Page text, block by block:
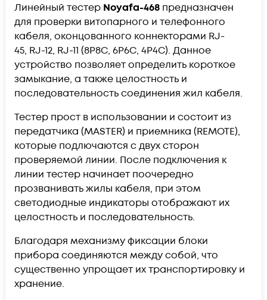
Линейный тестер Noyafa-468 предназначен
для проверки витопарного и телефонного
кабеля, оконцованного коннекторами RJ-
45, RJ-12, RJ-11 (8P8C, 6P6C, 4P4C). Данное
устройство позволяет определить короткое
замыкание, а также целостность и
последовательность соединения жил кабеля.
Тестер прост в использовании и состоит из
передатчика (MASTER) и приемника (REMOTE),
которые подлючаются с двух сторон
проверяемой линии. После подключения к
линии тестер начинает поочередно
прозванивать жилы кабеля, при этом
светодиодные индикаторы отображают их
целостность и последовательность.
Благодаря механизму фиксации блоки
прибора соединяются между собой, что
существенно упрощает их транспортировку и
хранение.